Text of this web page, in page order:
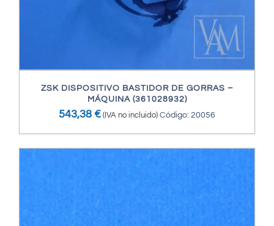
ZSK DISPOSITIVO BASTIDOR DE GORRAS –
MÁQUINA (361028932)
543,38 € (IVA no incluido) Código: 20056